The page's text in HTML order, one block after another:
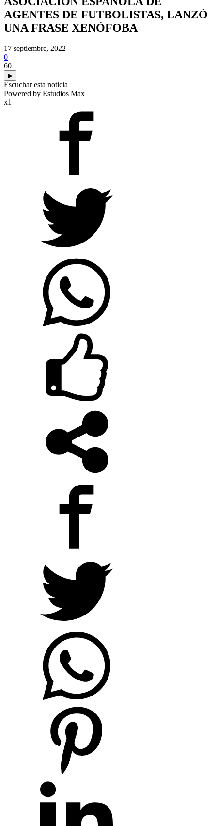
AGENTES DE FUTBOLISTAS, LANZÓ
UNA FRASE XENÓFOBA
17 septiembre, 2022
0
60
▶
Escuchar esta noticia
Powered by Estudios Max
x1